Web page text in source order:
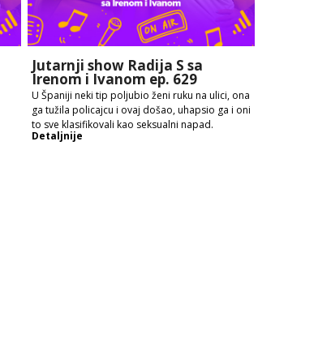
Jutarnji show Radija S sa
Irenom i Ivanom ep. 629
U Španiji neki tip poljubio ženi ruku na ulici, ona
ga tužila policajcu i ovaj došao, uhapsio ga i oni
to sve klasifikovali kao seksualni napad.
Detaljnije